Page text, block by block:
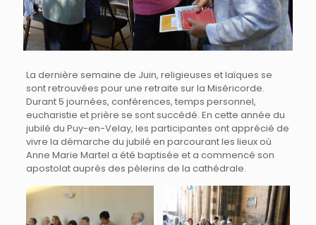
La dernière semaine de Juin, religieuses et laïques se
sont retrouvées pour une retraite sur la Miséricorde.
Durant 5 journées, conférences, temps personnel,
eucharistie et prière se sont succédé. En cette année du
jubilé du Puy-en-Velay, les participantes ont apprécié de
vivre la démarche du jubilé en parcourant les lieux où
Anne Marie Martel a été baptisée et a commencé son
apostolat auprès des pèlerins de la cathédrale.